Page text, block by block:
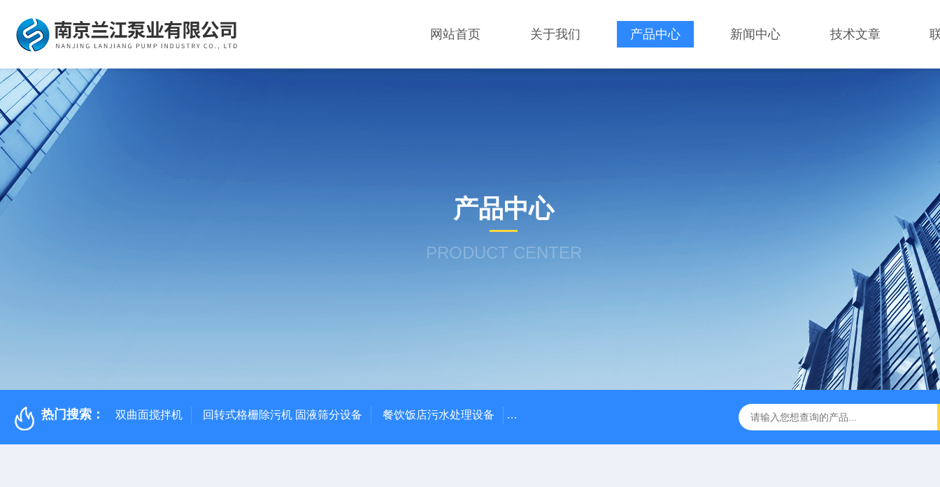
网站首页 关于我们 产品中心 新闻中心 技术文章
产品中心
PRODUCT CENTER
热门搜索： 双曲面搅拌机 回转式格栅除污机 固液筛分设备 餐饮饭店污水处理设备 高密度沉淀池中心传动刮泥机 伞型双曲面立式搅拌机 WNG5二沉池刮吸泥机原